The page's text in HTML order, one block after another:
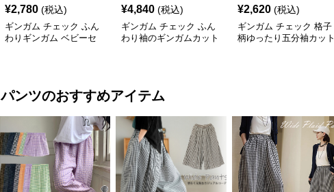
¥2,780 (税込)
ギンガム チェック ふん
わりギンガム ベビーセ
¥4,840 (税込)
ギンガム チェック ふん
わり袖のギンガムカット
¥2,620 (税込)
ギンガム チェック 格子
柄ゆったり五分袖カット
パンツのおすすめアイテム